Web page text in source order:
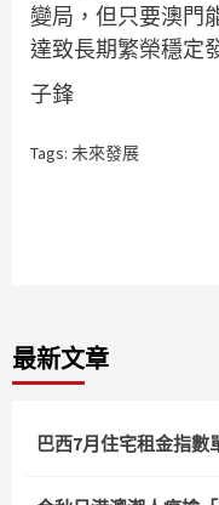
變局，但只要澳門
達致長期繁榮穩定
子鋒
Tags: 未來發展
最新文章
巴西7月住宅租金指數